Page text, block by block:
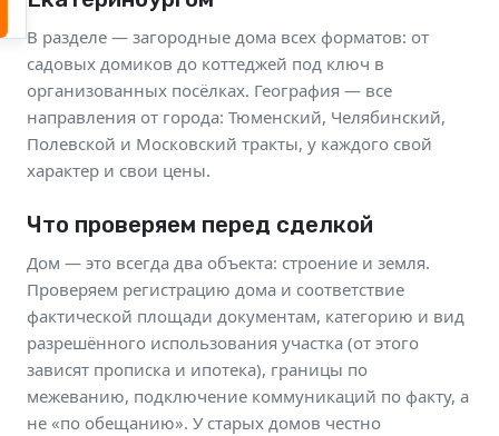
В разделе — загородные дома всех форматов: от
садовых домиков до коттеджей под ключ в
организованных посёлках. География — все
направления от города: Тюменский, Челябинский,
Полевской и Московский тракты, у каждого свой
характер и свои цены.
Что проверяем перед сделкой
Дом — это всегда два объекта: строение и земля.
Проверяем регистрацию дома и соответствие
фактической площади документам, категорию и вид
разрешённого использования участка (от этого
зависят прописка и ипотека), границы по
межеванию, подключение коммуникаций по факту, а
не «по обещанию». У старых домов честно